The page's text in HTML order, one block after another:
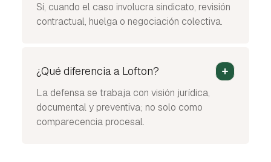
Sí, cuando el caso involucra sindicato, revisión
contractual, huelga o negociación colectiva.
¿Qué diferencia a Lofton?
La defensa se trabaja con visión jurídica,
documental y preventiva; no solo como
comparecencia procesal.